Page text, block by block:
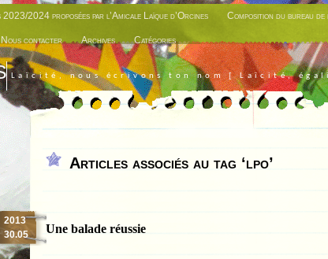
2024 proposées par l’Amicale Laïque d’Orcines Composition du bureau de
Nous contacter Archives Catégories
Laïcité, nous écrivons ton nom [ Laïcité,
Articles associés au tag ‘lpo’
Une balade réussie
2013
30.05